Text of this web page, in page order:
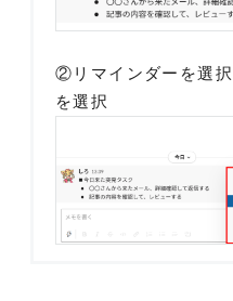
②リマインダーを選
を選択